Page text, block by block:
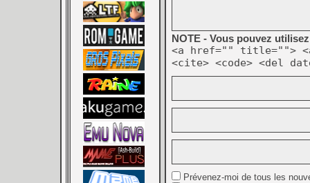
NOTE - Vous pouvez
<a href="" title="">
<cite> <code> <del
Prévenez-moi de tous les